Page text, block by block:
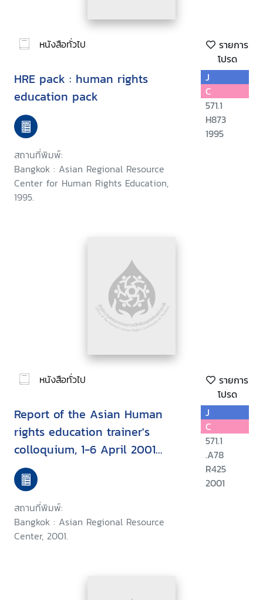
หนังสือทั่วไป
รายการ
โปรด
HRE pack : human rights
education pack
สถานที่พิมพ์:
Bangkok : Asian Regional Resource
Center for Human Rights Education,
1995.
J
C
571.1
H873
1995
หนังสือทั่วไป
รายการ
โปรด
Report of the Asian Human
rights education trainer's
colloquium, 1-6 April 2001
Chiang Mai, Thailand
สถานที่พิมพ์:
Bangkok : Asian Regional Resource
Center, 2001.
J
C
571.1
.A78
R425
2001